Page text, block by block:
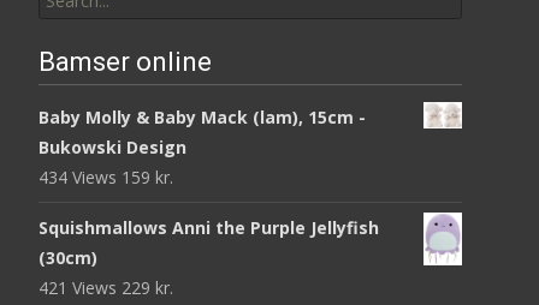
for:
Bamser online
Baby Molly & Baby Mack (lam), 15cm -
Bukowski Design
434 Views 159 kr.
Squishmallows Anni the Purple Jellyfish
(30cm)
421 Views 229 kr.